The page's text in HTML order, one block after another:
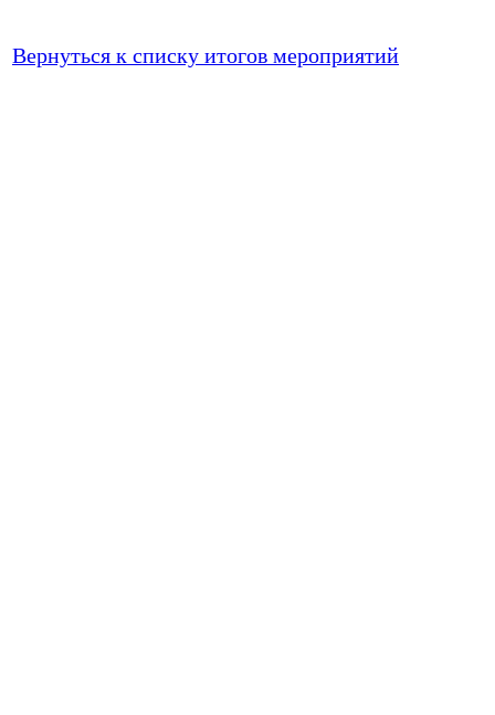
Вернуться к списку итогов мероприятий